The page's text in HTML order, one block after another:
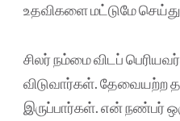
உதவிகளை மட்டுமே
சிலர் நம்மை விடப்
விடுவார்கள். தேவையற்ற
இருப்பார்கள். என் நண்பர்